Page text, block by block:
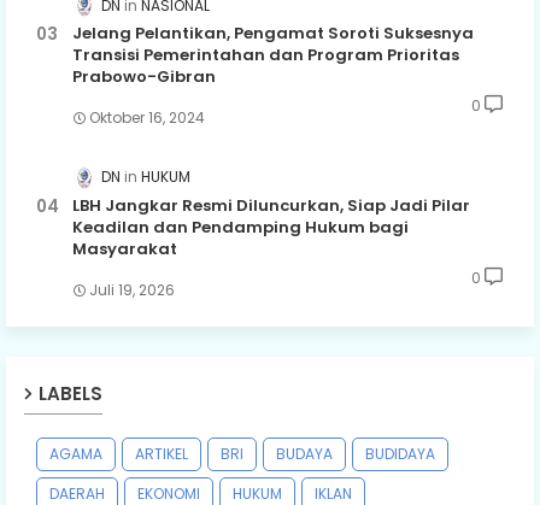
DN NASIONAL
Jelang Pelantikan, Pengamat Soroti Suksesnya
Transisi Pemerintahan dan Program Prioritas
Prabowo-Gibran
Oktober 16, 2024
0
DN HUKUM
LBH Jangkar Resmi Diluncurkan, Siap Jadi Pilar
Keadilan dan Pendamping Hukum bagi
Masyarakat
Juli 19, 2026
0
LABELS
AGAMA ARTIKEL BRI BUDAYA
BUDIDAYA
DAERAH
EKONOMI HUKUM
IKLAN